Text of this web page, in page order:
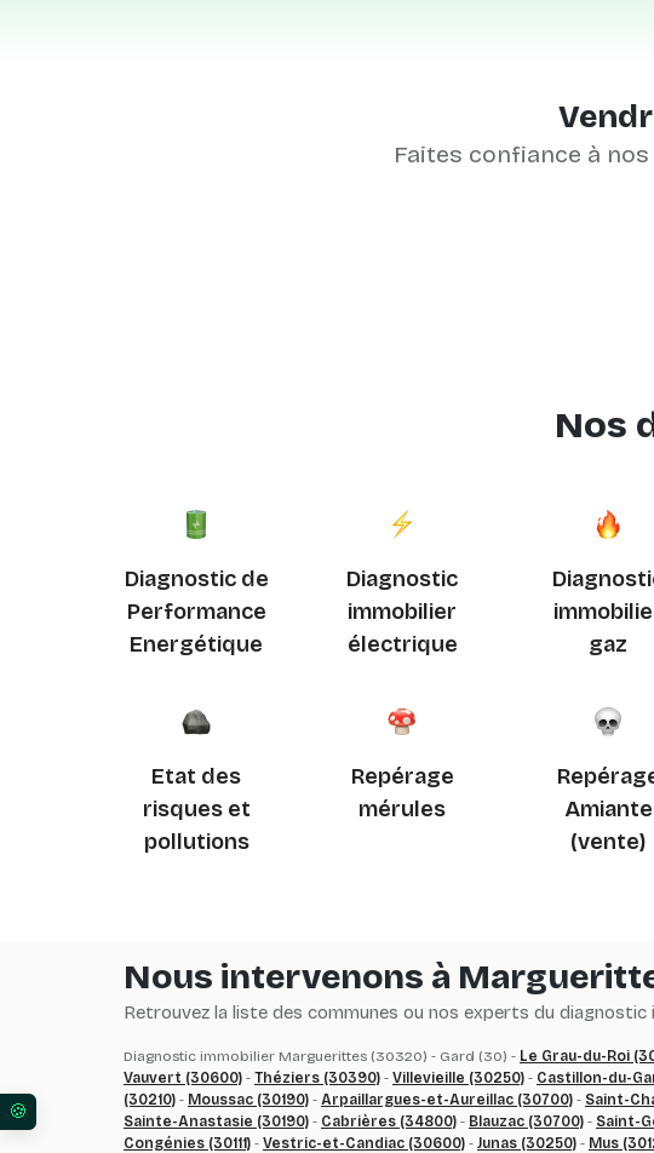
Faites confiance à
Nos
Diagnostic de
Performance
Energétique
Diagnostic
immobilier
électrique
gaz
Etat des
risques et
pollutions
Repérage
mérules
Amiante
(vente)
Nous intervenons à
Retrouvez la liste des communes ou nos experts du
Diagnostic immobilier Marguerittes (30320) - Gard (30) - Le Grau-du-Roi
Vauvert (30600) - Théziers (30390) - Villevieille (30250) - Castillon-du-
(30210) - Moussac (30190) - Arpaillargues-et-Aureillac (30700) - Saint-
Sainte-Anastasie (30190) - Cabrières (34800) - Blauzac (30700) - Saint-
Congénies (30111) - Vestric-et-Candiac (30600) - Junas (30250) - Mus
Vos préférences en matière de consentement pour les